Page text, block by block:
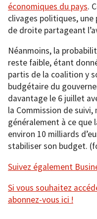
économiques du pays.
clivages politiques,
de droite partageant
Néanmoins, la
reste faible, étant
partis de la coalition y
budgétaire du
davantage le 6 juillet
la Commission de suivi,
généralement à ce que
environ 10 milliards
stabiliser son budget.
Suivez également
Si vous souhaitez
abonnez-vous ici !